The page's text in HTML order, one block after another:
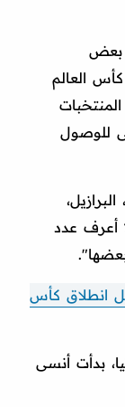
بعض
العالم
للوصول
أعرف عدد
انطلاق كأس
بدأت أنسى